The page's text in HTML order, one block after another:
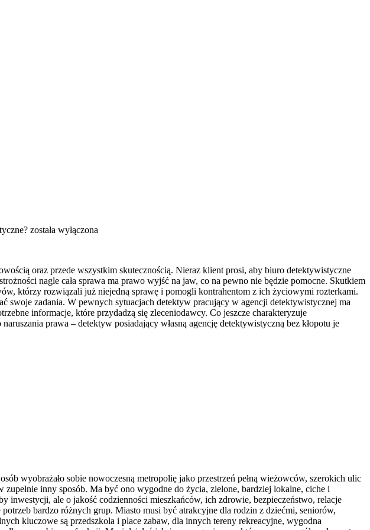
została wyłączona
oraz przede wszystkim skutecznością. Nieraz klient prosi, aby biuro detektywistyczne
nagle cała sprawa ma prawo wyjść na jaw, co na pewno nie będzie pomocne. Skutkiem
którzy rozwiązali już niejedną sprawę i pomogli kontrahentom z ich życiowymi rozterkami.
swoje zadania. W pewnych sytuacjach detektyw pracujący w agencji detektywistycznej ma
informacje, które przydadzą się zleceniodawcy. Co jeszcze charakteryzuje
prawa – detektyw posiadający własną agencję detektywistyczną bez kłopotu je
wyobrażało sobie nowoczesną metropolię jako przestrzeń pełną wieżowców, szerokich ulic
inny sposób. Ma być ono wygodne do życia, zielone, bardziej lokalne, ciche i
ale o jakość codzienności mieszkańców, ich zdrowie, bezpieczeństwo, relacje
bardzo różnych grup. Miasto musi być atrakcyjne dla rodzin z dziećmi, seniorów,
kluczowe są przedszkola i place zabaw, dla innych tereny rekreacyjne, wygodna